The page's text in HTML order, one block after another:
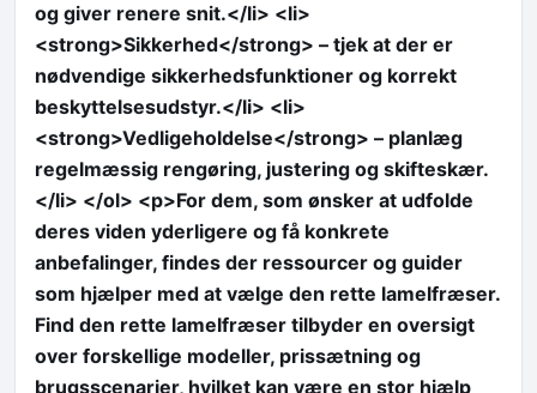
og giver renere snit.</li> <li>
<strong>Sikkerhed</strong> – tjek at der er
nødvendige sikkerhedsfunktioner og korrekt
beskyttelsesudstyr.</li> <li>
<strong>Vedligeholdelse</strong> – planlæg
regelmæssig rengøring, justering og skifteskær.
</li> </ol> <p>For dem, som ønsker at udfolde
deres viden yderligere og få konkrete
anbefalinger, findes der ressourcer og guider
som hjælper med at vælge den rette lamelfræser.
Find den rette lamelfræser tilbyder en oversigt
over forskellige modeller, prissætning og
brugsscenarier, hvilket kan være en stor hjælp